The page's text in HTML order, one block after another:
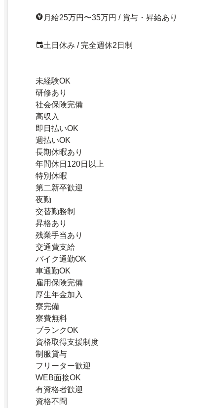
月給25万円〜35万円 / 賞与・昇給あり
土日休み / 完全週休2日制
未経験OK
研修あり
社会保険完備
高収入
即日払いOK
週払いOK
長期休暇あり
年間休日120日以上
特別休暇
第二新卒歓迎
夜勤
交替勤務制
昇格あり
残業手当あり
交通費支給
バイク通勤OK
車通勤OK
雇用保険完備
厚生年金加入
寮完備
寮費無料
ブランクOK
資格取得支援制度
制服貸与
フリーター歓迎
WEB面接OK
有資格者歓迎
資格不問